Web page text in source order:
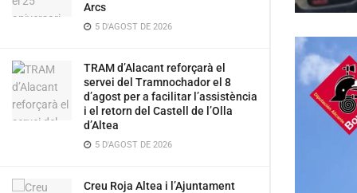
Arcs
5 D'AGOST DE 2026
TRAM d’Alacant reforçarà el
servei del Tramnochador el 8
d’agost per a facilitar l’assistència
i el retorn del Castell de l’Olla
d’Altea
5 D'AGOST DE 2026
Creu Roja Altea i l’Ajuntament